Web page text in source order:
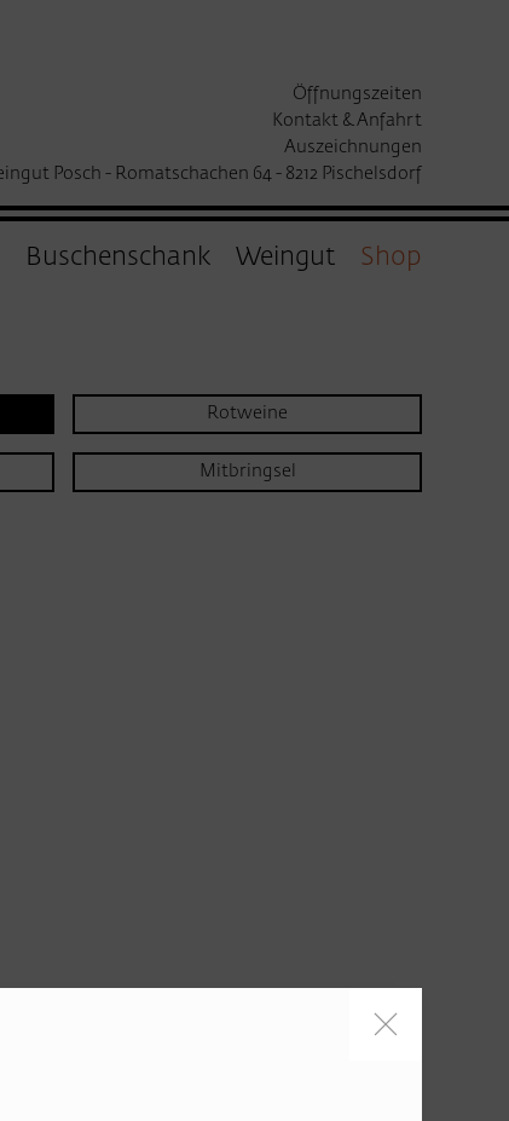
Öffnungszeiten
Kontakt & Anfahrt
Auszeichnungen
Posch - Romatschachen 64 - 8212 Pischelsdorf
Buschenschank Weingut Shop
Rotweine
Mitbringsel